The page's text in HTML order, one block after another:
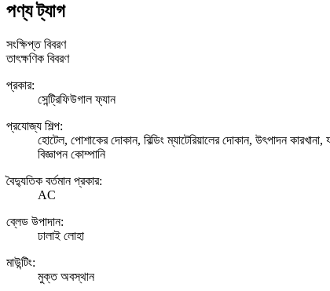
পণ্য ট্যাগ
সংক্ষিপ্ত বিবরণ
তাৎক্ষণিক বিবরণ
প্রকার:
সেন্ট্রিফিউগাল ফ্যান
প্রযোজ্য শিল্প:
হোটেল, পোশাকের দোকান, বিল্ডিং ম্যাটেরিয়ালের দোকান, উৎপাদন
বিজ্ঞাপন কোম্পানি
বৈদ্যুতিক বর্তমান প্রকার:
AC
ব্লেড উপাদান:
ঢালাই লোহা
মাউন্টিং:
মুক্ত অবস্থান